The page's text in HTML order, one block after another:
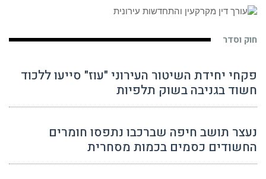
חוק וסדר
פקחי יחידת השיטור העירוני "עוז" סייעו ללכוד
חשוד בגניבה בשוק תלפיות
נעצר תושב חיפה שברכבו נתפסו חומרים
החשודים כסמים בכמות מסחרית